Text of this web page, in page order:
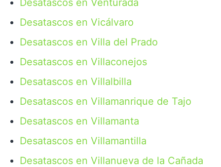
Desatascos en Venturada
Desatascos en Vicálvaro
Desatascos en Villa del Prado
Desatascos en Villaconejos
Desatascos en Villalbilla
Desatascos en Villamanrique de Tajo
Desatascos en Villamanta
Desatascos en Villamantilla
Desatascos en Villanueva de la Cañada